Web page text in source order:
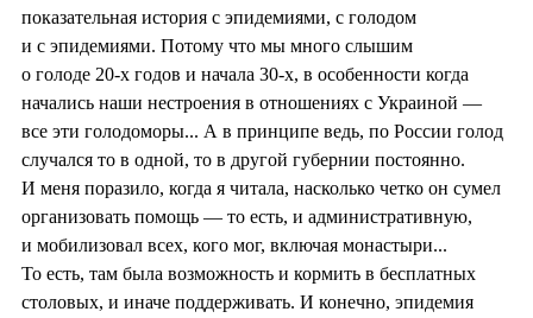
показательная история с эпидемиями, с голодом
и с эпидемиями. Потому что мы много слышим
о голоде 20-х годов и начала 30-х, в особенности когда
начались наши нестроения в отношениях с Украиной —
все эти голодоморы... А в принципе ведь, по России голод
случался то в одной, то в другой губернии постоянно.
И меня поразило, когда я читала, насколько четко он сумел
организовать помощь — то есть, и административную,
и мобилизовал всех, кого мог, включая монастыри...
То есть, там была возможность и кормить в бесплатных
столовых, и иначе поддерживать. И конечно, эпидемия